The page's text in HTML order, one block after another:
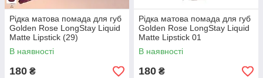
Рідка матова помада для губ
Golden Rose LongStay Liquid
Matte Lipstick (29)
В наявності
180 ₴
Рідка матова помада для губ
Golden Rose LongStay Liquid
Matte Lipstick 01
В наявності
180 ₴